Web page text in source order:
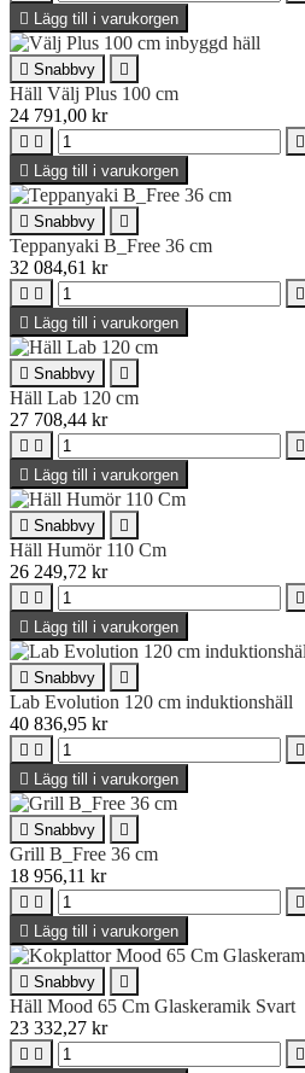
 Lägg till i varukorgen
 Snabbvy 
Häll Välj Plus 100 cm
24 791,00 kr
  
 Lägg till i varukorgen
 Snabbvy 
Teppanyaki B_Free 36 cm
32 084,61 kr
  
 Lägg till i varukorgen
 Snabbvy 
Häll Lab 120 cm
27 708,44 kr
  
 Lägg till i varukorgen
 Snabbvy 
Häll Humör 110 Cm
26 249,72 kr
  
 Lägg till i varukorgen
 Snabbvy 
Lab Evolution 120 cm induktionshäll
40 836,95 kr
  
 Lägg till i varukorgen
 Snabbvy 
Grill B_Free 36 cm
18 956,11 kr
  
 Lägg till i varukorgen
 Snabbvy 
Häll Mood 65 Cm Glaskeramik Svart
23 332,27 kr
  